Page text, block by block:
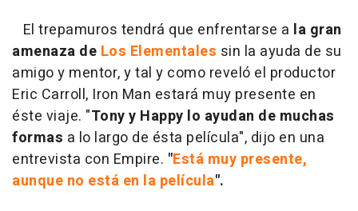
El trepamuros tendrá que enfrentarse a la gran
amenaza de Los Elementales sin la ayuda de su
amigo y mentor, y tal y como reveló el productor
Eric Carroll, Iron Man estará muy presente en
éste viaje. "Tony y Happy lo ayudan de muchas
formas a lo largo de ésta película", dijo en una
entrevista con Empire. "Está muy presente,
aunque no está en la película".